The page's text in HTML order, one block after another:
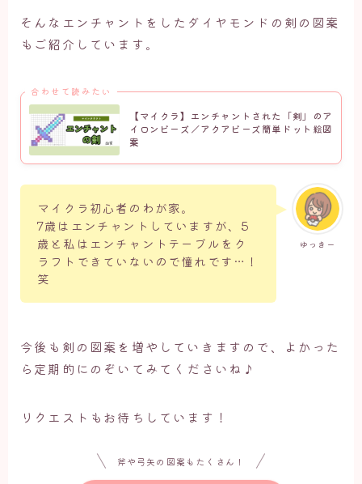
そんなエンチャントをしたダイヤモンドの剣の図案
もご紹介しています。
合わせて読みたい
【マイクラ】エンチャントされた「剣」のア
イロンビーズ／アクアビーズ簡単ドット絵図
案
ゆっきー
マイクラ初心者のわが家。
7歳はエンチャントしていますが、5
歳と私はエンチャントテーブルをク
ラフトできていないので憧れです…！
笑
今後も剣の図案を増やしていきますので、よかった
ら定期的にのぞいてみてくださいね♪
リクエストもお待ちしています！
斧や弓矢の図案もたくさん！